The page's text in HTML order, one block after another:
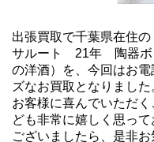
出張買取で千葉県在住
サルート 21年 陶器
の洋酒）を、今回はお
ズなお買取となりました
お客様に喜んでいただ
ども非常に嬉しく思っ
ございましたら、是非